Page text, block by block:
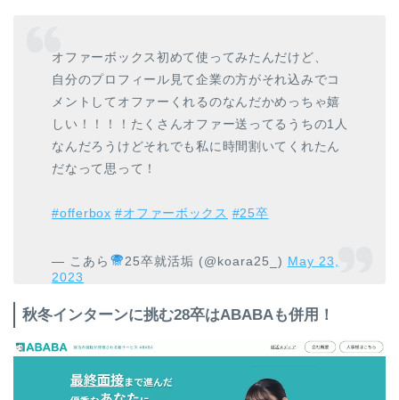
オファーボックス初めて使ってみたんだけど、
自分のプロフィール見て企業の方がそれ込みでコ
メントしてオファーくれるのなんだかめっちゃ嬉
しい！！！！たくさんオファー送ってるうちの1人
なんだろうけどそれでも私に時間割いてくれたん
だなって思って！
#offerbox #オファーボックス #25卒
— こあら 25卒就活垢 (@koara25_) May 23,
2023
秋冬インターンに挑む28卒はABABAも併用！